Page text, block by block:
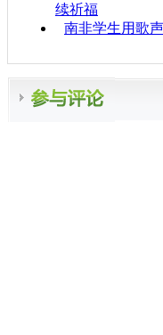
续祈福
南非学生用歌